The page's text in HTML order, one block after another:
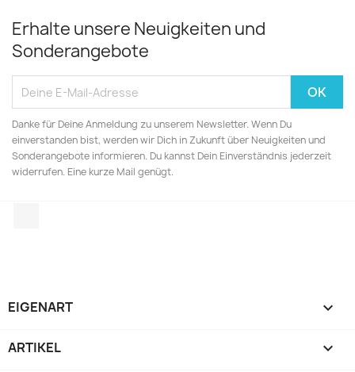
Erhalte unsere Neuigkeiten und
Sonderangebote
Danke für Deine Anmeldung zu unserem Newsletter. Wenn Du
einverstanden bist, werden wir Dich in Zukunft über Neuigkeiten und
Sonderangebote informieren. Du kannst Dein Einverständnis jederzeit
widerrufen. Eine kurze Mail genügt.
EIGENART 
ARTIKEL 